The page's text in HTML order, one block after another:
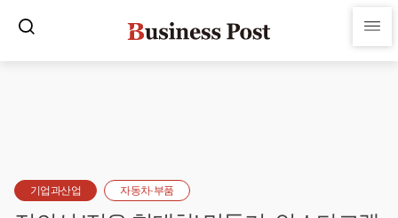
기업과산업 자동차·부품